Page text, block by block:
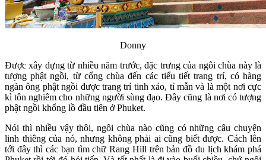
Donny
Được xây dựng từ nhiều năm trước, đặc trưng của ngôi chùa này là
tượng phật ngồi, từ cổng chùa đến các tiểu tiết trang trí, có hàng
ngàn ông phật ngồi được trang trí tinh xảo, tỉ mẫn và là một nơi cực
kì tôn nghiêm cho những người sùng đạo. Đây cũng là nơi có tượng
phật ngồi khổng lồ đầu tiên ở Phuket.
Nói thì nhiều vậy thôi, ngôi chùa nào cũng có những câu chuyện
linh thiêng của nó, nhưng không phải ai cũng biết được. Cách lên
tới đây thì các bạn tìm chữ Rang Hill trên bản đồ du lịch khám phá